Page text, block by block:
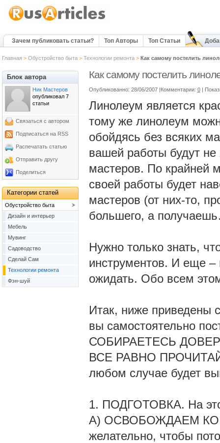
Зачем публиковать статьи? Топ Авторы Топ Статьи
Главная > Обустройство быта> Технологии ремонта> Как самому постелить
Как самому постелить
Опубликованно: 28/06/2007 |Комментарии: 0 |
Линолеум является
тому же линолеум
обойдясь без всяких
вашей работы будут
мастеров. По крайней
своей работы будет
мастеров (от них-то,
большего, а
Нужно только знать,
инструментов. И еще –
ожидать. Обо всем
Итак, ниже приведены
вы самостоятельно
СОБИРАЕТЕСЬ
ВСЕ РАВНО
любом случае будет
1. ПОДГОТОВКА. На
А) ОСВОБОЖДАЕМ
желательно, чтобы
Блок автора
Ник Мастеров
опубликовал 7
статьи
Связаться с автором
Подписаться на RSS
Распечатать статью
Отправить другу
Поделиться
Категории статей
Обустройство быта
Дизайн и интерьер
Мебель
Мувинг
Садоводство
Сделай Сам
Технологии ремонта
Фэн-шуй